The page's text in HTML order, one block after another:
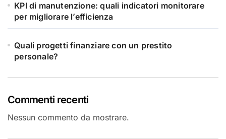
KPI di manutenzione: quali indicatori monitorare
per migliorare l’efficienza
Quali progetti finanziare con un prestito
personale?
Commenti recenti
Nessun commento da mostrare.